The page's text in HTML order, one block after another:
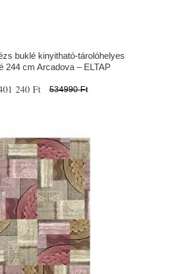
buklé kinyitható-tárolóhelyes
244 cm Arcadova – ELTAP
240 Ft 534990 Ft